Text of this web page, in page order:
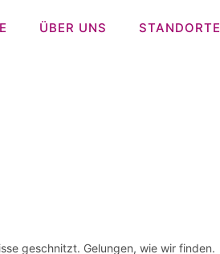
ÜBER UNS STANDORTE
geschnitzt. Gelungen, wie wir finden.